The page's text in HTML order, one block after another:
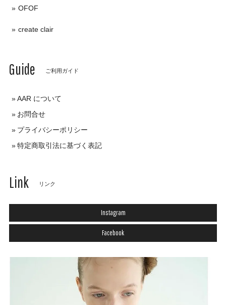
OFOF
create clair
Guide ご利用ガイド
AAR について
お問合せ
プライバシーポリシー
特定商取引法に基づく表記
Link リンク
Instagram
Facebook